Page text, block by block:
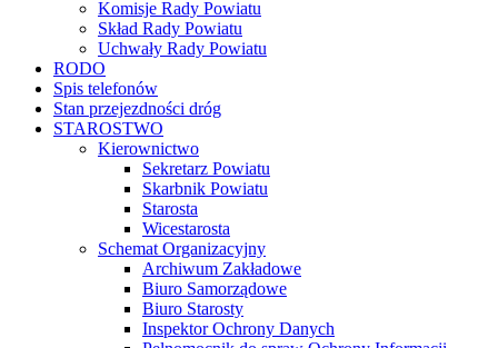
Komisje Rady Powiatu
Skład Rady Powiatu
Uchwały Rady Powiatu
RODO
Spis telefonów
Stan przejezdności dróg
STAROSTWO
Kierownictwo
Sekretarz Powiatu
Skarbnik Powiatu
Starosta
Wicestarosta
Schemat Organizacyjny
Archiwum Zakładowe
Biuro Samorządowe
Biuro Starosty
Inspektor Ochrony Danych